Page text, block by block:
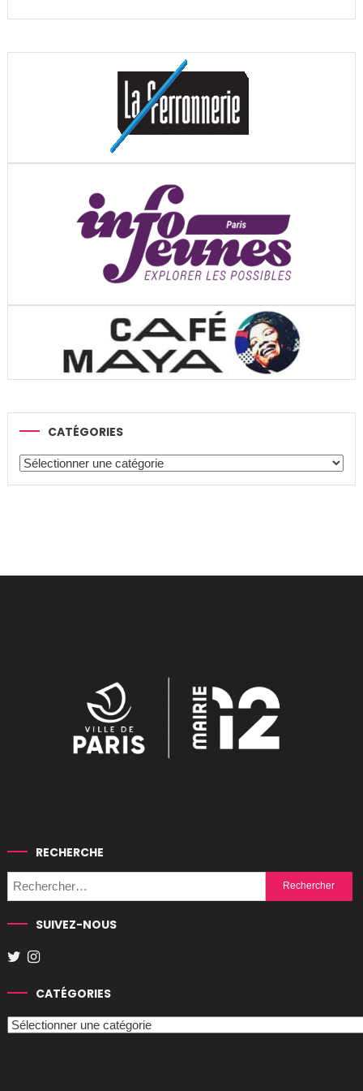
CATÉGORIES
Catégories
RECHERCHE
Rechercher :
SUIVEZ-NOUS
CATÉGORIES
Catégories